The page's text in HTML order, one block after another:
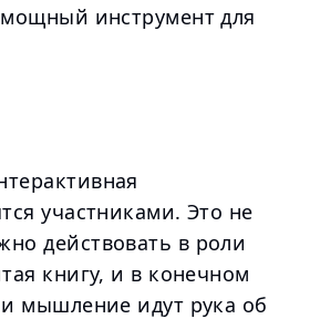
инструмент для
участниками. Это не
действовать в роли
книгу, и в конечном
мышление идут рука об